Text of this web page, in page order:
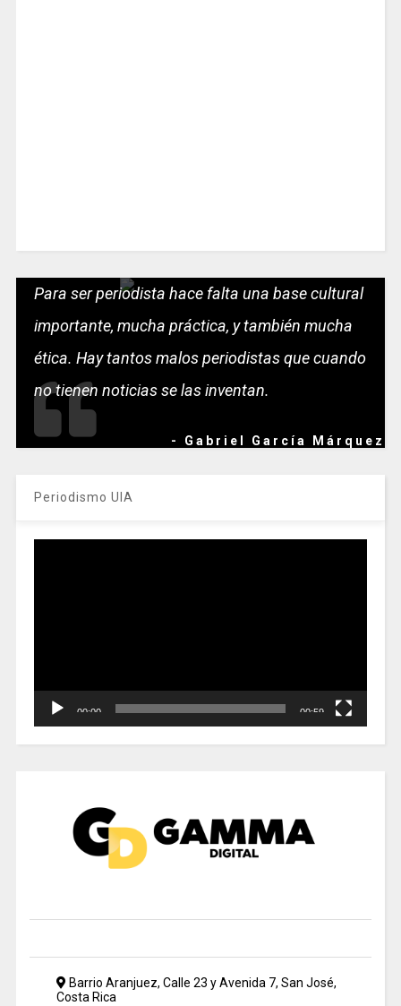
Para ser periodista hace falta una base cultural
importante, mucha práctica, y también mucha
ética. Hay tantos malos periodistas que cuando
no tienen noticias se las inventan.
- Gabriel García Márquez
Periodismo UIA
00:00 00:59
Barrio Aranjuez, Calle 23 y Avenida 7, San José,
Costa Rica